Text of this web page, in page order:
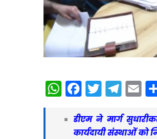
WhatsApp
Facebook
Twitter
डीएम ने मार्ग
कार्यदायी संस्थाओं को